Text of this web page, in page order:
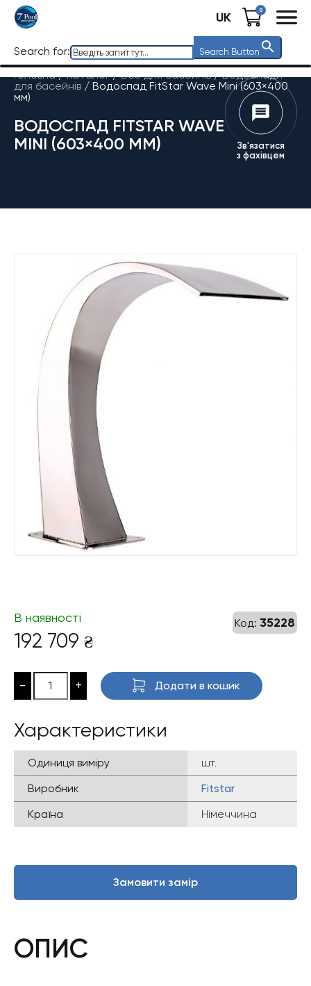
UK 0
Search for: Search Button
Головна / Каталог/Все для басейнів/Водоспади
для басейнів / Водоспад FitStar Wave Mini (603×400
мм)
ВОДОСПАД FITSTAR WAVE
MINI (603×400 ММ)
Зв'язатися
з фахівцем
Код: 35228
В наявності
192 709 ₴
- + Додати в кошик
Характеристики
Одиниця виміру
шт.
Виробник
Fitstar
Країна
Німеччина
Замовити замір
ОПИС